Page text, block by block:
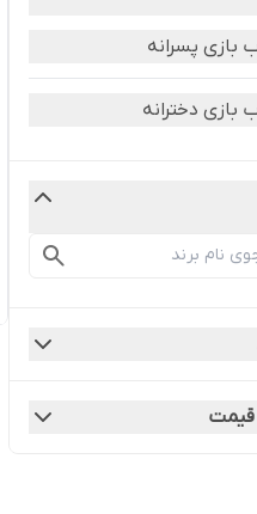
بازی پسرانه
بازی دخترانه